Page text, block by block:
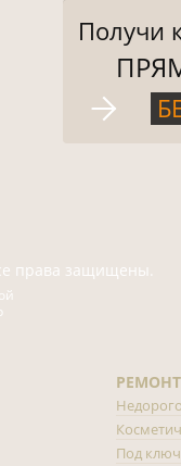
Получи
права защищены.
Под ключ